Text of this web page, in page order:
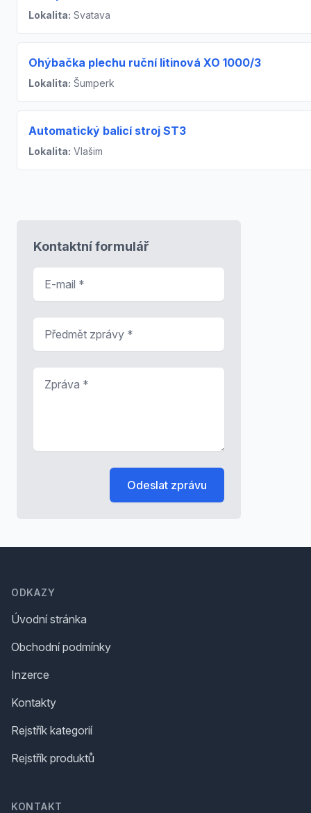
Lokalita: Svatava
Ohýbačka plechu ruční litinová XO 1000/3
Lokalita: Šumperk
Automatický balicí stroj ST3
Lokalita: Vlašim
Kontaktní formulář
Odeslat zprávu
ODKAZY
Úvodní stránka
Obchodní podmínky
Inzerce
Kontakty
Rejstřík kategorií
Rejstřík produktů
KONTAKT